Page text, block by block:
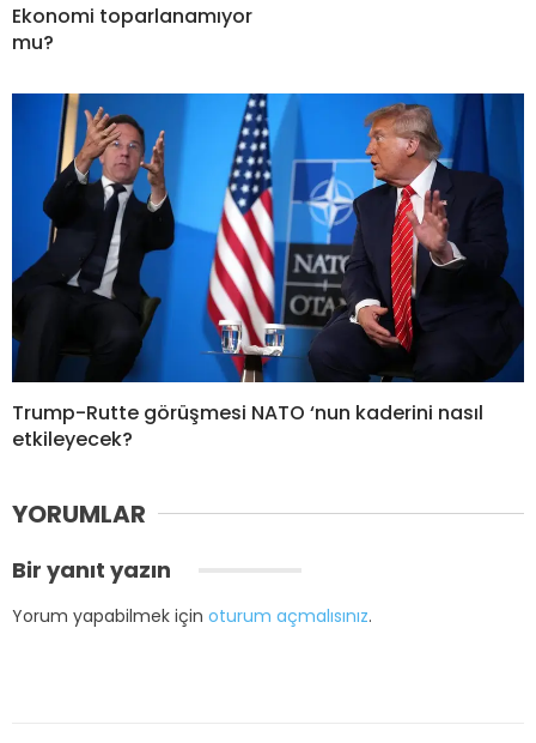
Ekonomi toparlanamıyor
mu?
Trump-Rutte görüşmesi NATO ‘nun kaderini nasıl
etkileyecek?
YORUMLAR
Bir yanıt yazın
Yorum yapabilmek için oturum açmalısınız.